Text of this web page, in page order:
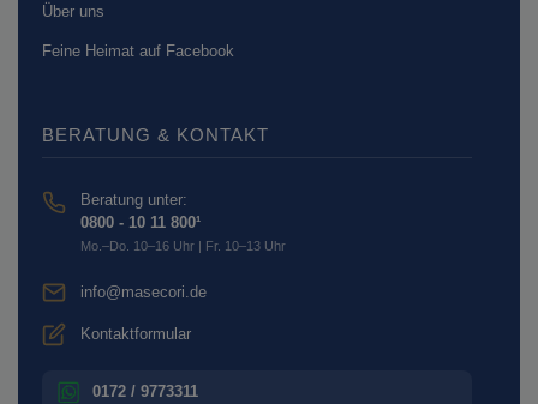
Über uns
Feine Heimat auf Facebook
BERATUNG & KONTAKT
Beratung unter:
0800 - 10 11 800¹
Mo.–Do. 10–16 Uhr | Fr. 10–13 Uhr
info@masecori.de
Kontaktformular
0172 / 9773311